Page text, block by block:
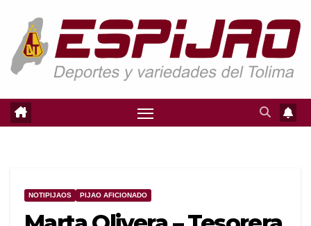
contenido
NOTIPIJAOS PIJAO AFICIONADO